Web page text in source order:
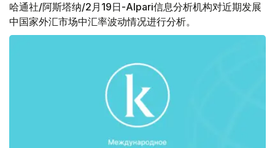
哈通社/阿斯塔纳/2月19日-Alpari信息分析机构对近期发展
中国家外汇市场中汇率波动情况进行分析。